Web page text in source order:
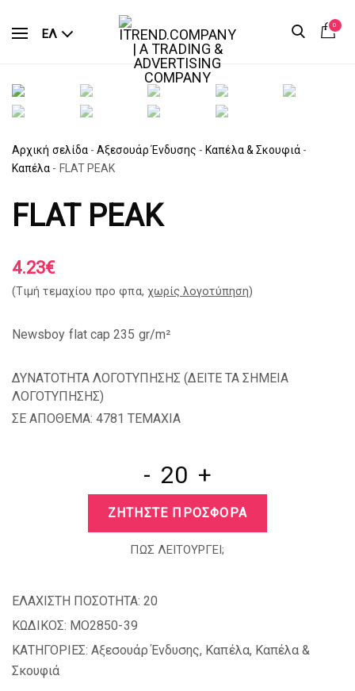
ΕΛ
0
Αρχική σελίδα - Αξεσουάρ Ένδυσης - Καπέλα & Σκουφιά -
Καπέλα - FLAT PEAK
FLAT PEAK
4.23€
(Tιμή τεμαχίου προ φπα, χωρίς λογοτύπηση)
Newsboy flat cap 235 gr/m²
ΔΥΝΑΤΟΤΗΤΑ ΛΟΓΟΤΥΠΗΣΗΣ (ΔΕΙΤΕ ΤΑ ΣΗΜΕΙΑ
ΛΟΓΟΤΥΠΗΣΗΣ)
ΣΕ ΑΠΟΘΕΜΑ: 4781 TEMAXIA
- +
ΖΗΤΗΣΤΕ ΠΡΟΣΦΟΡΑ
ΠΩΣ ΛΕΙΤΟΥΡΓΕΙ;
ΕΛΑΧΙΣΤΗ ΠΟΣΟΤΗΤΑ: 20
ΚΩΔΙΚΟΣ: MO2850-39
ΚΑΤΗΓΟΡΙΕΣ: Αξεσουάρ Ένδυσης, Καπέλα, Καπέλα &
Σκουφιά